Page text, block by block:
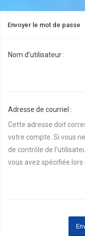
Envoyer le mot de passe
Nom d’utilisateur :
Adresse de courriel :
Cette adresse doit
votre compte. Si vous
de contrôle de
vous avez spécifiée